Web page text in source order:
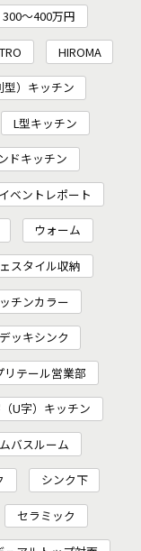
300～400万円
HIROMA
型）キッチン
L型キッチン
ドキッチン
イベントレポート
ウォーム
スタイル収納
チンカラー
ッキシンク
リテール営業部
U字）キッチン
バスルーム
シンク下
セラミック